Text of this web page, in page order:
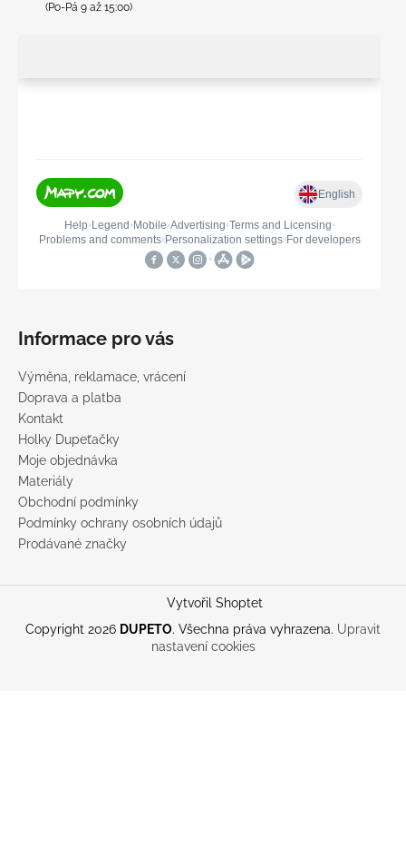
(Po-Pá 9 až 15:00)
Informace pro vás
Výměna, reklamace, vrácení
Doprava a platba
Kontakt
Holky Dupeťačky
Moje objednávka
Materiály
Obchodní podmínky
Podmínky ochrany osobních údajů
Prodávané značky
Vytvořil Shoptet
Copyright 2026 DUPETO. Všechna práva vyhrazena. Upravit
nastavení cookies